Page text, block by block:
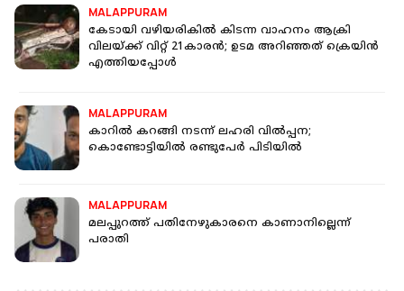
MALAPPURAM
കേടായി വഴിയരികില്‍ കിടന്ന വാഹനം ആക്രി
വിലയ്ക്ക് വിറ്റ് 21കാരന്‍; ഉടമ അറിഞ്ഞത് ക്രെയിന്‍
എത്തിയപ്പോള്‍
MALAPPURAM
കാറില്‍ കറങ്ങി നടന്ന് ലഹരി വില്‍പ്പന;
കൊണ്ടോട്ടിയില്‍ രണ്ടുപേര്‍ പിടിയില്‍
MALAPPURAM
മലപ്പുറത്ത് പതിനേഴുകാരനെ കാണാനില്ലെന്ന്
പരാതി